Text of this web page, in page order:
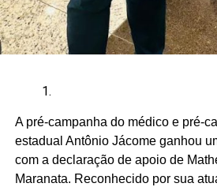
A pré-campanha do médico e pré-
estadual Antônio Jácome ganhou
com a declaração de apoio de
Maranata. Reconhecido por sua